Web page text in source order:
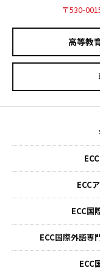
〒530-
高等教
ECC
ECC国
ECC国際外語専
ECC